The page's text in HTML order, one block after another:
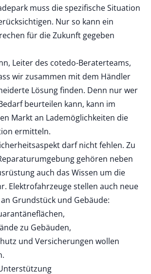
muss die spezifische Situation
Nur so kann ein
für die Zukunft gegeben
Leiter des cotedo-Beraterteams,
wir zusammen mit dem Händler
Lösung finden. Denn nur wer
beurteilen kann, kann im
Markt an Lademöglichkeiten die
ermitteln.
darf nicht fehlen. Zu
gehören neben
auch das Wissen um die
Elektrofahrzeuge stellen auch neue
Grundstück und Gebäude:
zu Gebäuden,
und Versicherungen wollen